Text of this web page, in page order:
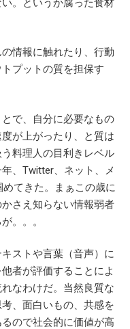
情報に触れたり、行動
プットの質を担保す
で、自分に必要なもの
が上がったり、と質は
料理人の目利きレベル
、Twitter、ネット、メ
てきた。まぁこの歳に
さえ知らない情報弱者
。。。
ストや言葉（音声）に
者が評価することによ
なわけだ。当然良質な
、面白いもの、共感を
ので社会的に価値が高